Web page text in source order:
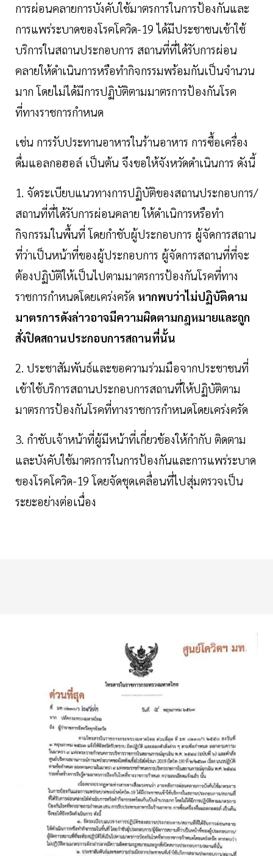
การผ่อนคลายการบังคับใช้มาตรการในการป้องกันและ
การแพร่ระบาดของโรคโควิด-19 ได้มีประชาชนเข้าใช้
บริการในสถานประกอบการ สถานที่ที่ได้รับการผ่อน
คลายให้ดำเนินการหรือทำกิจกรรมพร้อมกันเป็นจำนวน
มาก โดยไม่ได้มีการปฏิบัติตามมาตรการป้องกันโรค
ที่ทางราชการกำหนด
เช่น การรับประทานอาหารในร้านอาหาร การซื้อเครื่อง
ดื่มแอลกอฮอล์ เป็นต้น จึงขอให้จังหวัดดำเนินการ ดังนี้
1. จัดระเบียบแนวทางการปฏิบัติของสถานประกอบการ/
สถานที่ที่ได้รับการผ่อนคลาย ให้ดำเนิการหรือทำ
กิจกรรมในพื้นที่ โดยกำชับผู้ประกอบการ ผู้จัดการสถาน
ที่ว่าเป็นหน้าที่ของผู้ประกอบการ ผู้จัดการสถานที่ที่จะ
ต้องปฏิบัติให้เป็นไปตามมาตรการป้องกันโรคที่ทาง
ราชการกำหนดโดยเคร่งครัด หากพบว่าไม่ปฏิบัติดาม
มาตรการดังล่าวอาจมีความผิดตามกฎหมายและถูก
สั่งปิดสถานประกอบการสถานที่นั้น
2. ประชาสัมพันธ์และขอความร่วมมือจากประชาชนที่
เข้าใช้บริการสถานประกอบการสถานที่ให้ปฏิบัติตาม
มาตรการป้องกันโรคที่ทางราชการกำหนดโดยเคร่งครัด
3. กำชับเจ้าหน้าที่ผู้มีหน้าที่เกี่ยวข้องให้กำกับ ติดตาม
และบังคับใช้มาตรการในการป้องกันและการแพร่ระบาด
ของโรคโควิด-19 โดยจัดชุดเคลื่อนที่ไปสุ่มตรวจเป็น
ระยะอย่างต่อเนื่อง